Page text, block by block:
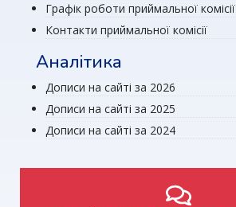
Графік роботи приймальної комісії
Контакти приймальної комісії
Аналітика
Дописи на сайті за 2026
Дописи на сайті за 2025
Дописи на сайті за 2024